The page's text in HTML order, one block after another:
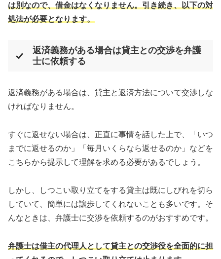
は別なので、借金はなくなりません。引き続き、以下の対
処法が必要となります。
返済義務がある場合は貸主との交渉を弁護
士に依頼する
返済義務がある場合は、貸主と返済方法について交渉しな
ければなりません。
すぐに返せない場合は、正直に事情を話した上で、「いつ
までに返せるのか」「毎月いくらなら返せるのか」などを
こちらから提示して理解を求める必要があるでしょう。
しかし、しつこい取り立てをする貸主は既にしびれを切ら
していて、簡単には譲歩してくれないことも多いです。そ
んなときは、弁護士に交渉を依頼するのがおすすめです。
弁護士は借主の代理人として貸主との交渉役を全面的に担